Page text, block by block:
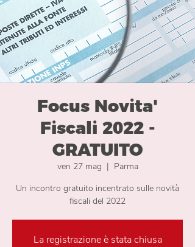
Focus Novita'
Fiscali 2022 -
GRATUITO
ven 27 mag
  |
Parma
Un incontro gratuito incentrato sulle novità
fiscali del 2022
La registrazione è stata chiusa